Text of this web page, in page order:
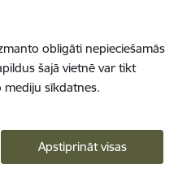
obligāti nepieciešamās
šajā vietnē var tikt
mediju sīkdatnes.
Apstiprināt visas